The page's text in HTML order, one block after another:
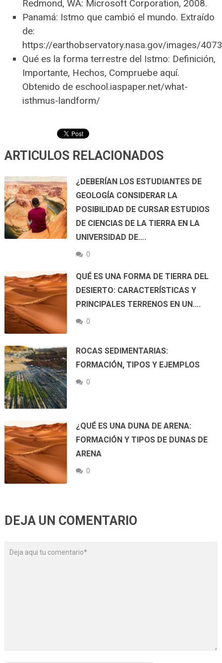
Redmond, WA: Microsoft Corporation, 2008.
Panamá: Istmo que cambió el mundo. Extraído
de:
https://earthobservatory.nasa.gov/images/
Qué es la forma terrestre del Istmo: Definición,
Importante, Hechos, Compruebe aquí.
Obtenido de eschool.iaspaper.net/what-
isthmus-landform/
ARTICULOS RELACIONADOS
¿DEBERÍAN LOS ESTUDIANTES DE
GEOLOGÍA CONSIDERAR LA
POSIBILIDAD DE CURSAR ESTUDIOS
DE CIENCIAS DE LA TIERRA EN LA
UNIVERSIDAD DE….
0
QUÉ ES UNA FORMA DE TIERRA DEL
DESIERTO: CARACTERÍSTICAS Y
PRINCIPALES TERRENOS EN UN….
0
ROCAS SEDIMENTARIAS:
FORMACIÓN, TIPOS Y EJEMPLOS
0
¿QUÉ ES UNA DUNA DE ARENA:
FORMACIÓN Y TIPOS DE DUNAS DE
ARENA
0
DEJA UN COMENTARIO